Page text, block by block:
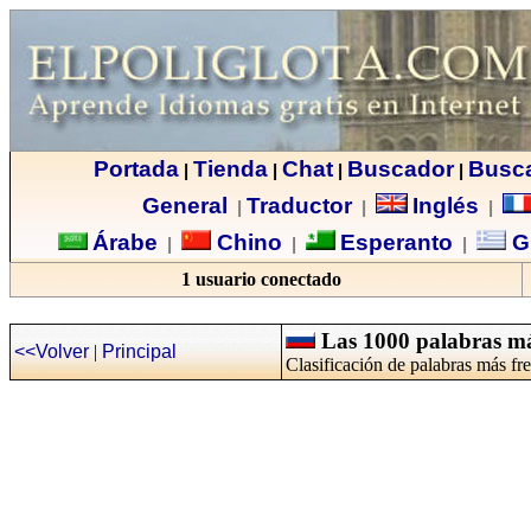
Portada| Tienda| Chat| Buscador|
General
Traductor| Inglés
Árabe Chino Esperanto
1 usuario conectado
<<Volver|Principal Las 1000 palabras
Clasificación de palabras más